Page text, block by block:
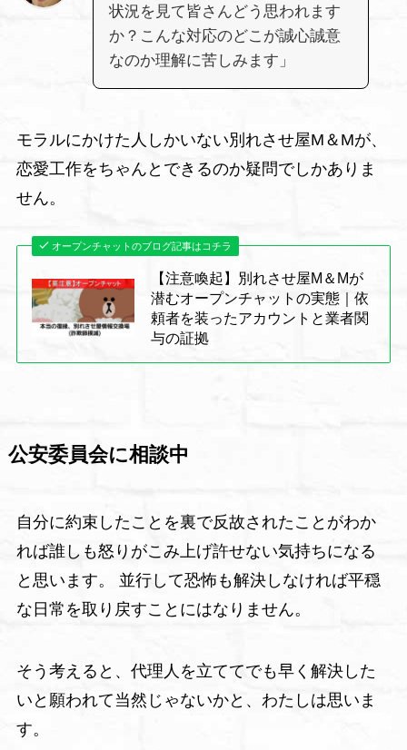
状況を見て皆さんどう思われます
か？こんな対応のどこが誠心誠意
なのか理解に苦しみます」
モラルにかけた人しかいない別れさせ屋M＆Mが、
恋愛工作をちゃんとできるのか疑問でしかありま
せん。
オープンチャットのブログ記事はコチラ
【注意喚起】別れさせ屋M＆Mが
潜むオープンチャットの実態｜依
頼者を装ったアカウントと業者関
与の証拠
公安委員会に相談中
自分に約束したことを裏で反故されたことがわか
れば誰しも怒りがこみ上げ許せない気持ちになる
と思います。 並行して恐怖も解決しなければ平穏
な日常を取り戻すことにはなりません。
そう考えると、代理人を立ててでも早く解決した
いと願われて当然じゃないかと、わたしは思いま
す。